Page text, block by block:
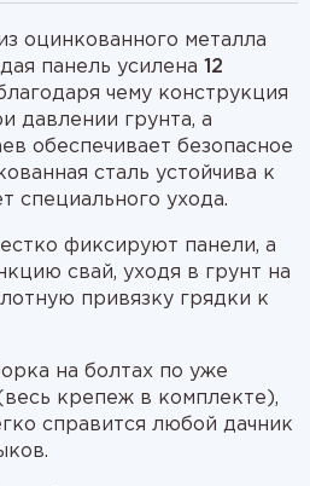
оцинкованного металла
панель усилена 12
чему конструкция
давлении грунта, а
обеспечивает безопасное
сталь устойчива к
специального ухода.
фиксируют панели, а
свай, уходя в грунт на
привязку грядки к
на болтах по уже
крепеж в комплекте),
справится любой дачник